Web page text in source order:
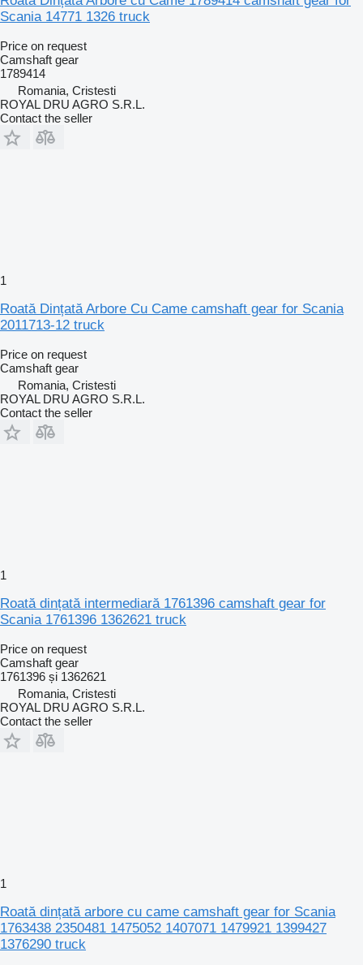
Scania 14771 1326 truck
Price on request
Camshaft gear
1789414
Romania, Cristesti
ROYAL DRU AGRO S.R.L.
Contact the seller
1
Roată Dințată Arbore Cu Came camshaft gear for Scania
2011713-12 truck
Price on request
Camshaft gear
Romania, Cristesti
ROYAL DRU AGRO S.R.L.
Contact the seller
1
Roată dințată intermediară 1761396 camshaft gear for
Scania 1761396 1362621 truck
Price on request
Camshaft gear
1761396 și 1362621
Romania, Cristesti
ROYAL DRU AGRO S.R.L.
Contact the seller
1
Roată dințată arbore cu came camshaft gear for Scania
1763438 2350481 1475052 1407071 1479921 1399427
1376290 truck